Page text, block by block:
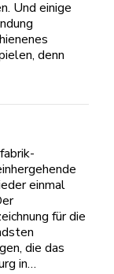
Und einige
denn
einmal
für die
die das
in…